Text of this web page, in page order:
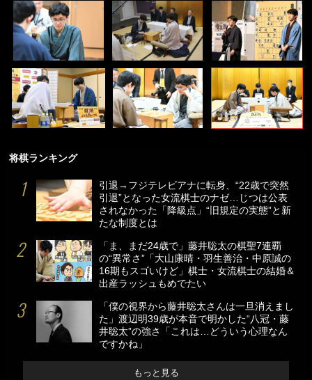
将棋ランキング
引退→フジテレビアナに転身、“22歳で突然
引退”となった女流棋士のナゼ…じつは公表
されなかった「降級点」“旧規定の実態”と新
たな制度とは
「ま、まだ24歳で」藤井聡太の棋聖7連覇
の“異常さ”「大山康晴・羽生善治・中原誠の
16期もスゴいけど」棋士・女流棋士の結婚＆
出産ラッシュもめでたい
「僕の視界から藤井聡太さんは一旦消えまし
た」渡辺明39歳が本音で明かした“八冠・藤
井聡太”の強さ「これは…どういう心理なん
ですかね」
もっと見る